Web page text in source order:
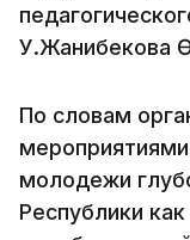
У.Жанибекова
По словам
молодежи
Республики